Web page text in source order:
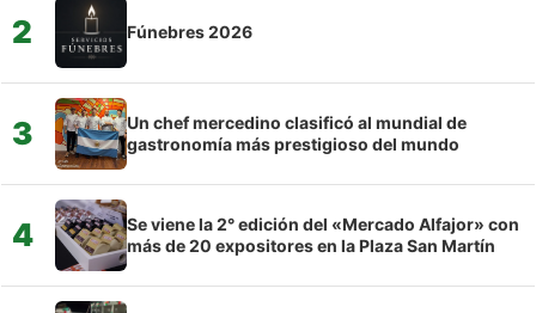
2 Fúnebres 2026
3
Un chef mercedino clasificó al mundial de
gastronomía más prestigioso del mundo
4
Se viene la 2° edición del «Mercado Alfajor» con
más de 20 expositores en la Plaza San Martín